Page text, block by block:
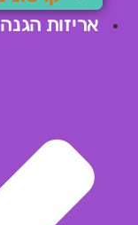
אריזות הגנה